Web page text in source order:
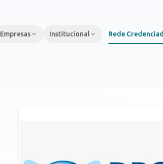
Empresas Institucional Rede